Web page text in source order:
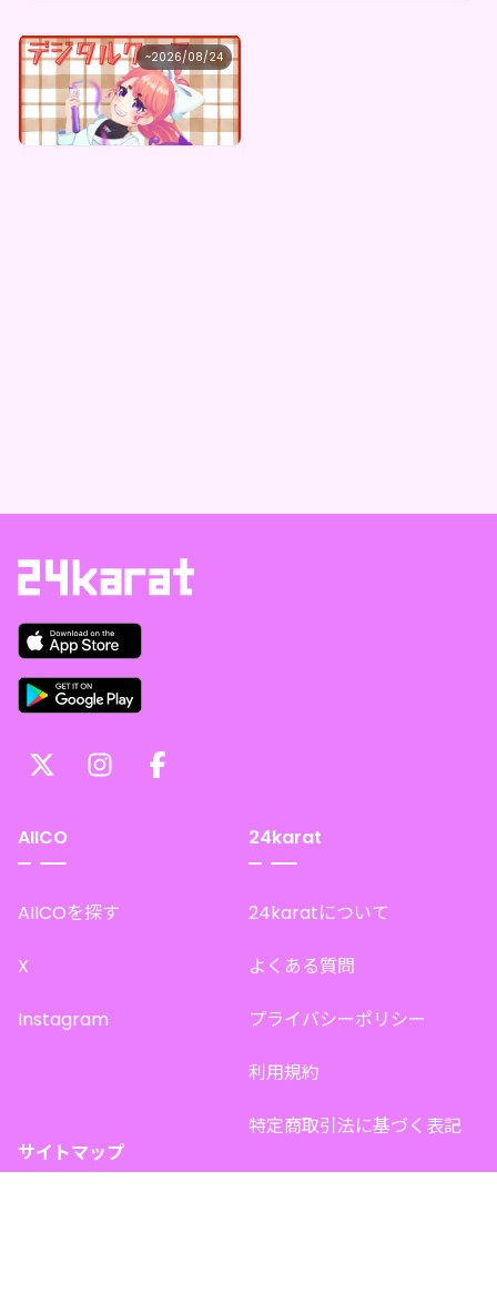
~2026/08/24
なのぷー
なのぷー ×Vガスト開店！
最低価格
¥1,100 購入はこちら
AIICO
AIICOを探す
X
Instagram
24karat
24karatについて
よくある質問
プライバシーポリシー
利用規約
特定商取引法に基づく表記
サイトマップ